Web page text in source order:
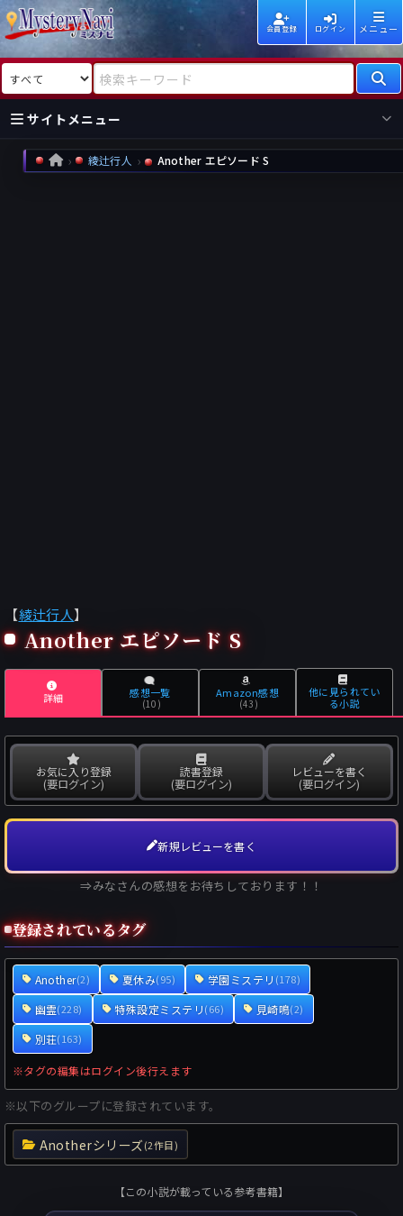
会員登録 ログイン メニュー
検索対象 検索キーワード
サイトメニュー
国内
海外
新着
HOME 綾辻行人 Another エピソード S
【綾辻行人】
Another エピソード S
詳細 感想一覧
(10)
Amazon感想
(43)
他に見られてい
る小説
お気に入り登録
(要ログイン)
読書登録
(要ログイン)
レビューを書く
(要ログイン)
新規レビューを書く
⇒みなさんの感想をお待ちしております！！
登録されているタグ
Another(2) 夏休み(95) 学園ミステリ(178)
幽霊(228) 特殊設定ミステリ(66) 見崎鳴(2)
別荘(163)
※タグの編集はログイン後行えます
※以下のグループに登録されています。
Anotherシリーズ(2作目)
【この小説が載っている参考書籍】